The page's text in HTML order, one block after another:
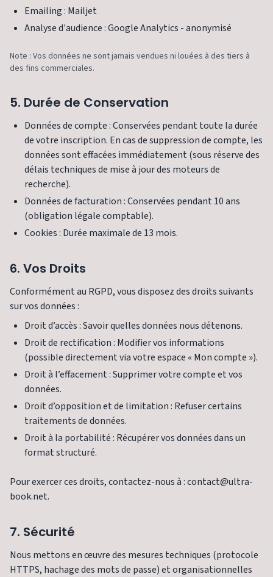
Emailing : Mailjet
Analyse d'audience : Google Analytics - anonymisé
Note : Vos données ne sont jamais vendues ni louées à des tiers à
des fins commerciales.
5. Durée de Conservation
Données de compte : Conservées pendant toute la durée
de votre inscription. En cas de suppression de compte, les
données sont effacées immédiatement (sous réserve des
délais techniques de mise à jour des moteurs de
recherche).
Données de facturation : Conservées pendant 10 ans
(obligation légale comptable).
Cookies : Durée maximale de 13 mois.
6. Vos Droits
Conformément au RGPD, vous disposez des droits suivants
sur vos données :
Droit d’accès : Savoir quelles données nous détenons.
Droit de rectification : Modifier vos informations
(possible directement via votre espace « Mon compte »).
Droit à l’effacement : Supprimer votre compte et vos
données.
Droit d’opposition et de limitation : Refuser certains
traitements de données.
Droit à la portabilité : Récupérer vos données dans un
format structuré.
Pour exercer ces droits, contactez-nous à : contact@ultra-
book.net.
7. Sécurité
Nous mettons en œuvre des mesures techniques (protocole
HTTPS, hachage des mots de passe) et organisationnelles